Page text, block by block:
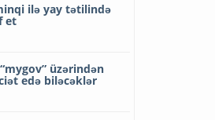
ilə yay tətilində
et
üzərindən
edə biləcəklər